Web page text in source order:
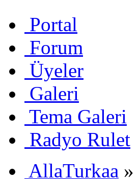
Portal
Forum
Üyeler
Galeri
Tema Galeri
Radyo Rulet
AllaTurkaa »